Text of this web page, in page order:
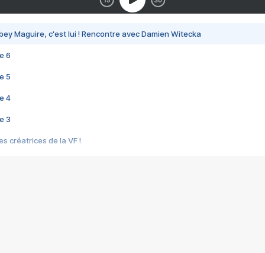
Maguire, c'est lui ! Rencontre avec Damien Witecka
6
5
4
3
créatrices de la VF !